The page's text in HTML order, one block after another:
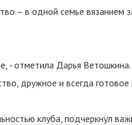
– в одной семье вязанием
- отметила Дарья
дружное и всегда
клуба, подчеркнул